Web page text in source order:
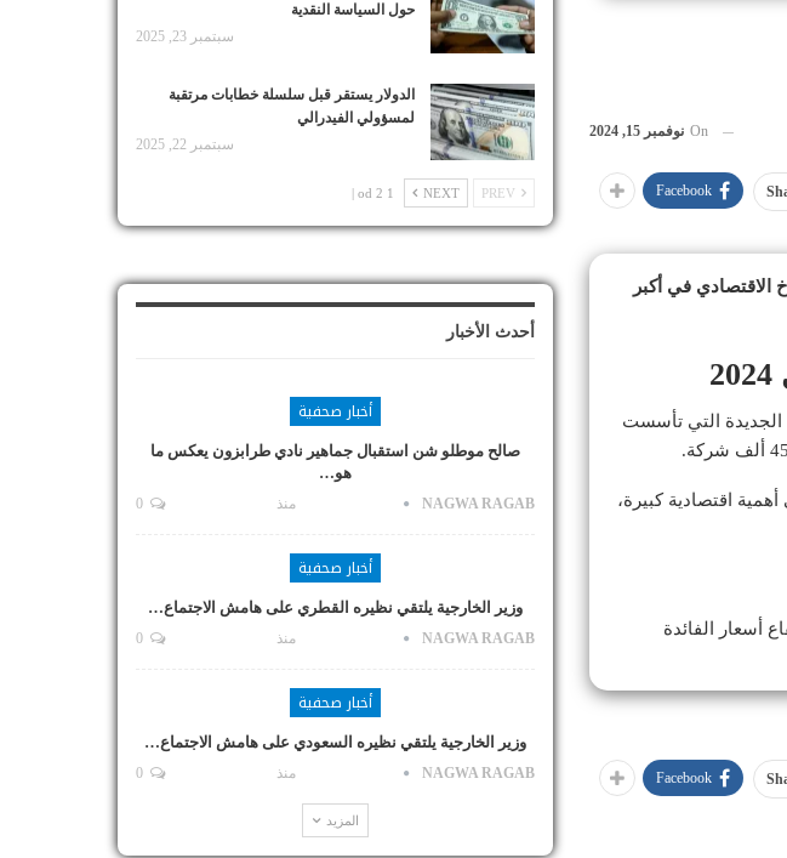
On نوفمبر 15, 2024
Facebook
الاقتصادي في أكبر
الجديدة التي تأسست
موظفيها إلى أهمية اقتصادية كبيرة،
أسعار الفائدة
Facebook
حول السياسة النقدية
سبتمبر 23, 2025
الدولار يستقر قبل سلسلة خطابات مرتقبة
لمسؤولي الفيدرالي
سبتمبر 22, 2025
NEXT
1 od 2 |
أحدث الأخبار
أخبار صحفية
صالح موطلو شن استقبال جماهير نادي طرابزون يعكس ما
هو…
NAGWA RAGAB منذ
أخبار صحفية
وزير الخارجية يلتقي نظيره القطري على هامش الاجتماع…
NAGWA RAGAB منذ
أخبار صحفية
وزير الخارجية يلتقي نظيره السعودي على هامش الاجتماع…
NAGWA RAGAB منذ
المزيد